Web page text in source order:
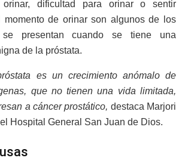
orinar, dificultad para orinar o sentir
momento de orinar son algunos de los
presentan cuando se tiene una
de la próstata.
es un crecimiento anómalo de
que no tienen una vida limitada,
a cáncer prostático, destaca Marjori
Hospital General San Juan de Dios.